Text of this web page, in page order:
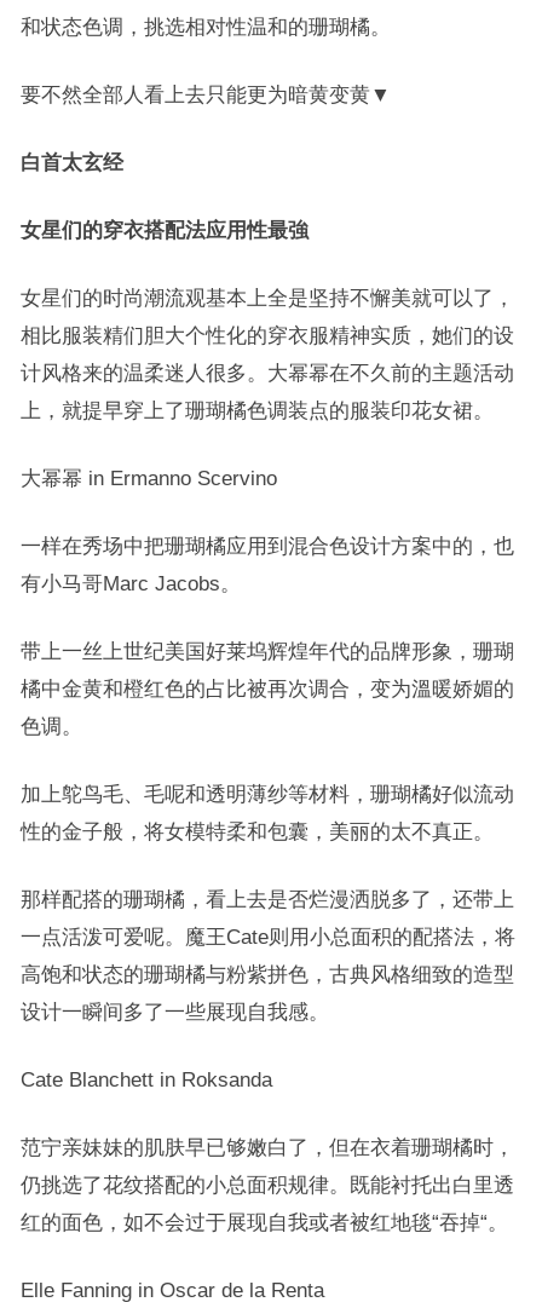
和状态色调，挑选相对性温和的珊瑚橘。
要不然全部人看上去只能更为暗黄变黄▼
白首太玄经
女星们的穿衣搭配法应用性最強
女星们的时尚潮流观基本上全是坚持不懈美就可以了，
相比服装精们胆大个性化的穿衣服精神实质，她们的设
计风格来的温柔迷人很多。大幂幂在不久前的主题活动
上，就提早穿上了珊瑚橘色调装点的服装印花女裙。
大幂幂 in Ermanno Scervino
一样在秀场中把珊瑚橘应用到混合色设计方案中的，也
有小马哥Marc Jacobs。
带上一丝上世纪美国好莱坞辉煌年代的品牌形象，珊瑚
橘中金黄和橙红色的占比被再次调合，变为溫暖娇媚的
色调。
加上鸵鸟毛、毛呢和透明薄纱等材料，珊瑚橘好似流动
性的金子般，将女模特柔和包囊，美丽的太不真正。
那样配搭的珊瑚橘，看上去是否烂漫洒脱多了，还带上
一点活泼可爱呢。魔王Cate则用小总面积的配搭法，将
高饱和状态的珊瑚橘与粉紫拼色，古典风格细致的造型
设计一瞬间多了一些展现自我感。
Cate Blanchett in Roksanda
范宁亲妹妹的肌肤早已够嫩白了，但在衣着珊瑚橘时，
仍挑选了花纹搭配的小总面积规律。既能衬托出白里透
红的面色，如不会过于展现自我或者被红地毯“吞掉“。
Elle Fanning in Oscar de la Renta